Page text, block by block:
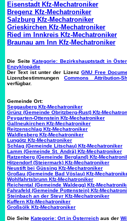
Eisenstadt Kfz-Mechatroniker
Bregenz Kfz-Mechatroniker
Salzburg Kfz-Mechatroniker
Grieskirchen Kfz-Mechatroniker
Ried im Innkreis Kfz-Mechatroniker
Braunau am Inn Kfz-Mechatroniker
Die SeiteKategorie: Bezirkshauptstadt in
Enzyklopädie
Der Text ist unter der LizenzGNU Free
LizenzbestimmungenCommons Attribution-
verfügbar.
Gemeinde Ort:
Seggauberg Kfz-Mechatroniker
Grünz (Gemeinde Obritzberg-Rust) Kfz-
Peygarten-Ottenstein Kfz-Mechatroniker
Gallneukirchen Kfz-Mechatroniker
Reitzenschlag Kfz-Mechatroniker
Waldlesberg Kfz-Mechatroniker
Lungötz Kfz-Mechatroniker
Schlag (Gemeinde Litschau) Kfz-Mechatroniker
Lamm (Gemeinde St. Andrä) Kfz-Mechatroniker
Ratzenberg (Gemeinde Bergland) Kfz-
Hitzendorf (Steiermark) Kfz-Mechatroniker
Neustift bei Güssing Kfz-Mechatroniker
Großau (Gemeinde Bad Vöslau) Kfz-
Wohlfahrtsbrunn Kfz-Mechatroniker
Reichental (Gemeinde Waldegg) Kfz-
Fahrafeld (Gemeinde Pottenstein) Kfz-
Steinbach an der Steyr Kfz-Mechatroniker
Kuffern Kfz-Mechatroniker
Großsölk Kfz-Mechatroniker
Die Seite Kategorie: Ort in Österreich aus der